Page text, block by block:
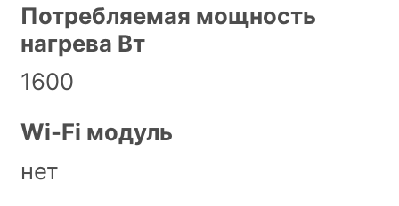
Потребляемая мощность
нагрева Вт
1600
Wi-Fi модуль
нет